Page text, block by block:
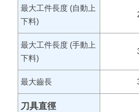
最大工件長度 (自動上
下料)
最大工件長度 (手動上
下料)
最大齒長
刀具直徑